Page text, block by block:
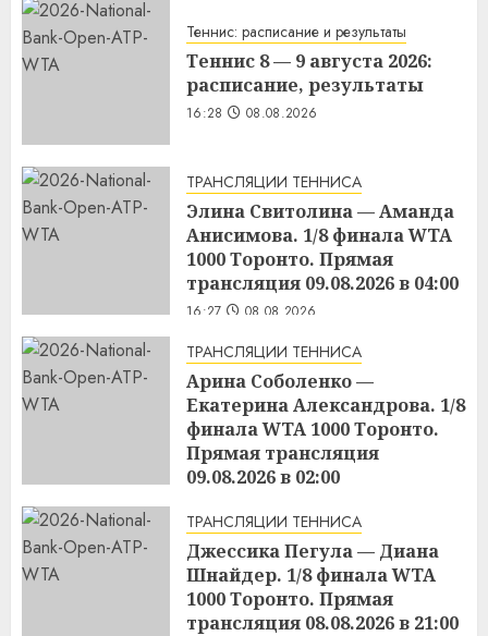
Теннис: расписание и результаты
Теннис 8 — 9 августа 2026:
расписание, результаты
16:28 08.08.2026
ТРАНСЛЯЦИИ ТЕННИСА
Элина Свитолина — Аманда
Анисимова. 1/8 финала WTA
1000 Торонто. Прямая
трансляция 09.08.2026 в 04:00
16:27 08.08.2026
ТРАНСЛЯЦИИ ТЕННИСА
Арина Соболенко —
Екатерина Александрова. 1/8
финала WTA 1000 Торонто.
Прямая трансляция
09.08.2026 в 02:00
ТРАНСЛЯЦИИ ТЕННИСА
Джессика Пегула — Диана
Шнайдер. 1/8 финала WTA
1000 Торонто. Прямая
трансляция 08.08.2026 в 21:00